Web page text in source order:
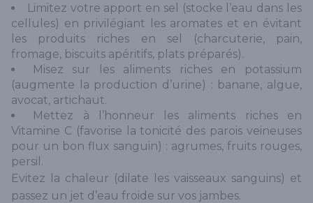
Limitez votre apport en sel (stocke l’eau dans les
cellules) en privilégiant les aromates et en évitant
les produits riches en sel (charcuterie, pain,
fromage, biscuits apéritifs, plats préparés).
Misez sur les aliments riches en potassium
(augmente la production d’urine) : banane, algue,
avocat, artichaut.
Mettez à l’honneur les aliments riches en
Vitamine C (favorise la tonicité des parois veineuses
pour un bon flux sanguin) : agrumes, fruits rouges,
persil.
Evitez la chaleur (dilate les vaisseaux sanguins) et
passez un jet d’eau froide sur vos jambes.